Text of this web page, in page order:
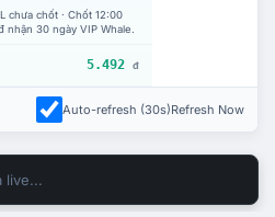
chưa chốt · Chốt 12:00
nhận 30 ngày VIP Whale.
5.492 đ
Auto-refresh (30s)Refresh Now
live...